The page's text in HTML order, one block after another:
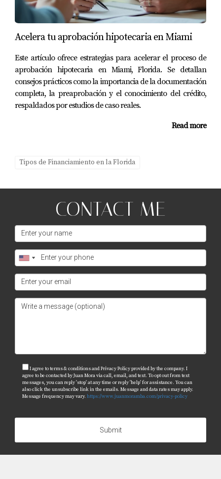
Acelera tu aprobación hipotecaria en Miami
Este artículo ofrece estrategias para acelerar el proceso de
aprobación hipotecaria en Miami, Florida. Se detallan
consejos prácticos como la importancia de la documentación
completa, la preaprobación y el conocimiento del crédito,
respaldados por estudios de caso reales.
Read more
Tipos de Financiamiento en la Florida
CONTACT ME
I agree to terms & conditions and Privacy Policy provided by the company. I
agree to be contacted by Juan Mora via call, email, and text. To opt out from text
messages, you can reply 'stop' at any time or reply 'help' for assistance. You can
also click the unsubscribe link in the emails. Message and data rates may apply.
Message frequency may vary. https://www.juanmoramba.com/privacy-policy
Submit